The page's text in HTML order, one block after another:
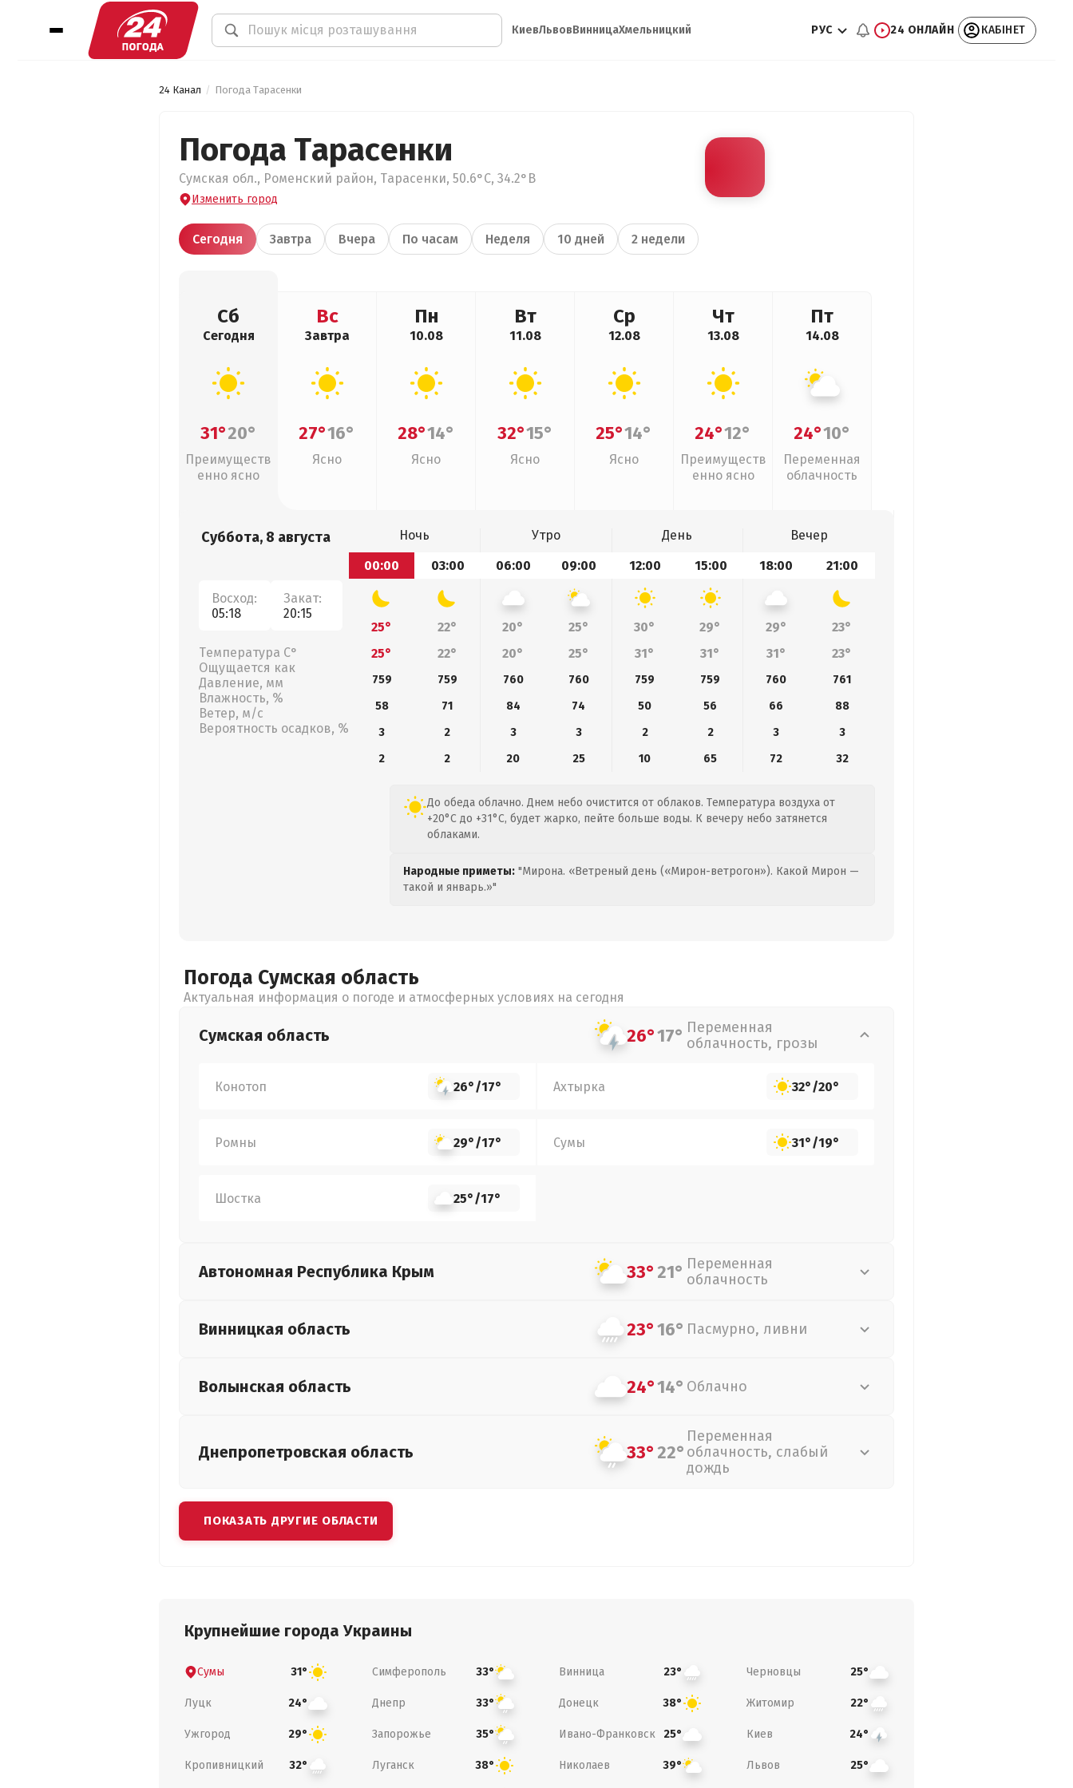
КиевЛьвовВинницаХмельницкий РУС 24 ОНЛАЙН КАБІНЕТ
24 Канал Погода Тарасенки
Погода Тарасенки
Сумская обл., Роменский район, Тарасенки, 50.6°С, 34.2°В
Изменить город
Сегодня Завтра Вчера По часам Неделя 10 дней 2 недели
Сб
Сегодня
31°20°
Преимуществ
енно ясно
Вс
Завтра
27°16°
Ясно
Пн
10.08
28°14°
Ясно
Вт
11.08
32°15°
Ясно
Ср
12.08
25°14°
Ясно
Чт
13.08
24°12°
Преимуществ
енно ясно
Пт
14.08
24°10°
Переменная
облачность
Суббота, 8 августа
Восход:
05:18
Закат:
20:15
Температура С°
Ощущается как
Давление, мм
Влажность, %
Ветер, м/с
Вероятность осадков, %
Ночь Утро День
Вечер
00:00
03:00 06:00 09:00 12:00 15:00 18:00 21:00
25° 22° 20° 25° 30° 29° 29°
23°
25°
22° 20° 25° 31° 31° 31° 23°
759 759 760 760 759 759 760
761
58
71 84 74 50 56 66
88
3
2 3 3 2 2 3
3
2
2 20 25 10 65 72 32
До обеда облачно. Днем небо очистится от облаков. Температура воздуха от
+20°C до +31°C, будет жарко, пейте больше воды. К вечеру небо затянется
облаками.
Народные приметы: "Мирона. «Ветреный день («Мирон-ветрогон»). Какой Мирон —
такой и январь.»"
Погода Сумская область
Актуальная информация о погоде и атмосферных условиях на сегодня
Сумская область 26°17° Переменная
облачность, грозы
Конотоп 26°/17° Ахтырка 32°/20°
Ромны 29°/17° Сумы 31°/19°
Шостка 25°/17°
Автономная Республика Крым 33°21° Переменная
облачность
Винницкая область 23°16° Пасмурно, ливни
Волынская область 24°14° Облачно
Днепропетровская область 33°22°
Переменная
облачность, слабый
дождь
ПОКАЗАТЬ ДРУГИЕ ОБЛАСТИ
Крупнейшие города Украины
Сумы 31° Симферополь 33° Винница 23° Черновцы 25°
Луцк 24° Днепр 33° Донецк 38° Житомир 22°
Ужгород 29° Запорожье 35° Ивано-Франковск 25° Киев 24°
Кропивницкий 32° Луганск 38° Николаев 39° Львов 25°